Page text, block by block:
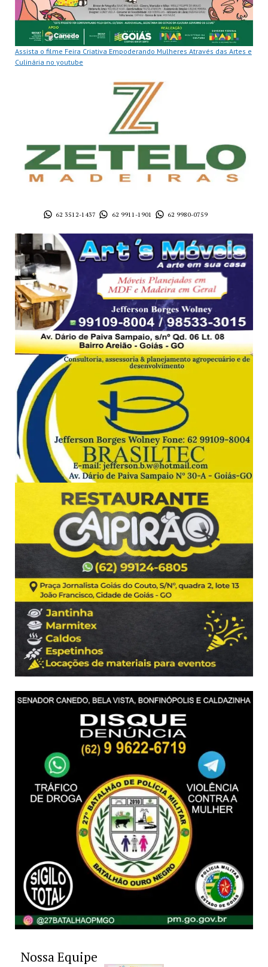
Assista o filme Feira Criativa Empoderando Mulheres Através das Artes e
Culinária no youtube
62 3512-1437 62 9911-1901 62 9980-0759
Nossa Equipe